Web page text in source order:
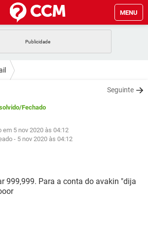
MENU
GMAIL
GMAIL
WHATSAPP
EXCEL
WHATSAPP
GMAIL
Seguinte
/Fechado
em 5 nov 2020 às 04:12
- 5 nov 2020 às 04:12
999,999. Para a conta do avakin "dija